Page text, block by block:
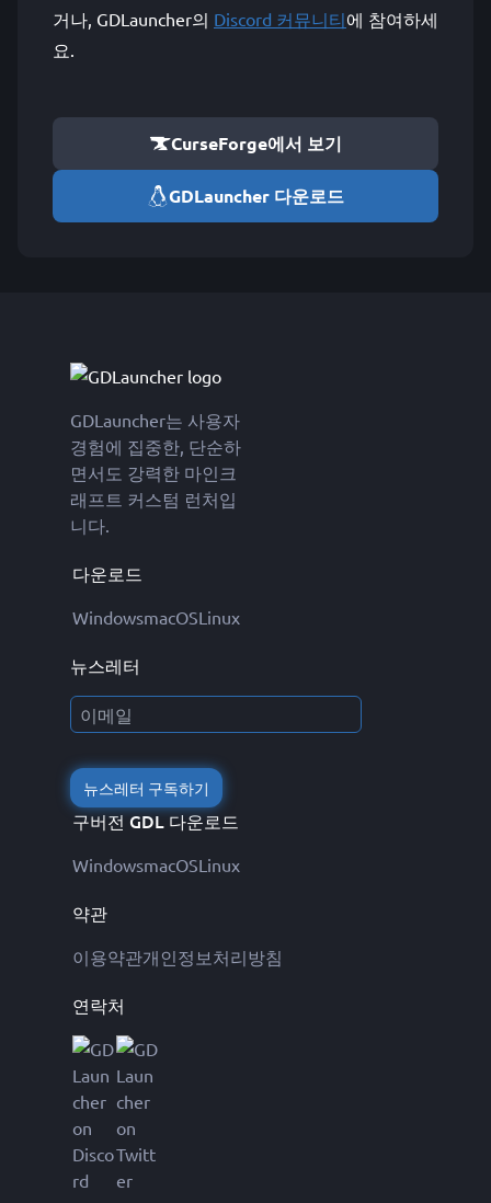
거나, GDLauncher의 Discord 커뮤니티에 참여하세
요.
CurseForge에서 보기
GDLauncher 다운로드
GDLauncher는 사용자
경험에 집중한, 단순하
면서도 강력한 마인크
래프트 커스텀 런처입
니다.
다운로드
WindowsmacOSLinux
뉴스레터
뉴스레터 구독하기
구버전 GDL 다운로드
WindowsmacOSLinux
약관
이용약관개인정보처리방침
연락처